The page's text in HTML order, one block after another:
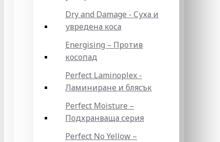
Dry and Damage - Суха и
увредена коса
Energising – Против
косопад
Perfect Laminoplex -
Ламиниране и блясък
Perfect Moisture –
Подхранваща серия
Perfect No Yellow –